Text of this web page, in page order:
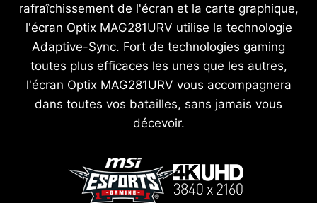
rafraîchissement de l'écran et la carte graphique,
l'écran Optix MAG281URV utilise la technologie
Adaptive-Sync. Fort de technologies gaming
toutes plus efficaces les unes que les autres,
l'écran Optix MAG281URV vous accompagnera
dans toutes vos batailles, sans jamais vous
décevoir.